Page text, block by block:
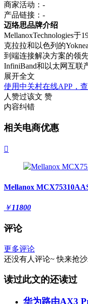
商家活动： -
产品链接： -
迈络思品牌介绍
MellanoxTechnologies
克拉拉和以色列的
到端连接解决方案的领
InfiniBand和以太网互联
展开全文
使用中关村在线APP，
人赞过该文 赞
内容纠错
相关电商优惠

Mellanox
￥11800
评论
更多评论
还没有人评论~ 快来抢
读过此文的还读过
华为路由AX3